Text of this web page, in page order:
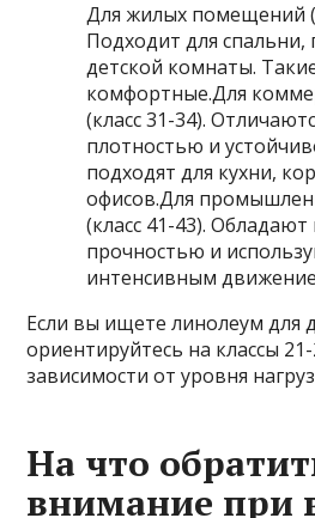
Для жилых помещений
Подходит для спальни,
детской комнаты.
комфортные.Для
(класс 31-34).
плотностью и
подходят для кухни,
офисов.Для
(класс 41-43).
прочностью и
интенсивным
Если вы ищете линолеум для
ориентируйтесь на классы
зависимости от уровня
На что
внимание при